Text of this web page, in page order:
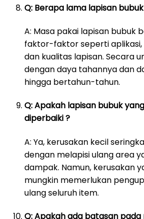
Q: Berapa lama lapisan
A: Masa pakai lapisan bubuk
faktor-faktor seperti aplikasi,
dan kualitas lapisan. Secara
dengan daya tahannya dan
hingga bertahun-tahun.
Q: Apakah lapisan bubuk
diperbaiki ?
A: Ya, kerusakan kecil
dengan melapisi ulang area
dampak. Namun, kerusakan
mungkin memerlukan
ulang seluruh item.
Q: Apakah ada batasan